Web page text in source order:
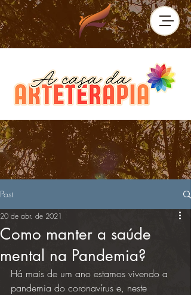
Post
Como manter a saúde
mental na Pandemia?
20 de abr. de 2021
Há mais de um ano estamos vivendo a
pandemia do coronavírus e, neste